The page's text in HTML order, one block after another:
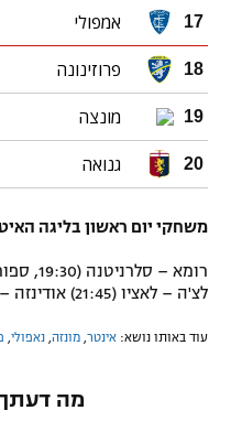
17 אמפולי
18 פרוזינונה
19 מונצה
20 גנואה
משחקי יום ראשון בליגה
לצ'ה – לאציו (21:45) אודינזה – יובנטוס (21:45, ספורט4)
עוד באותו נושא: אינטר מונזה נאפולי
מה